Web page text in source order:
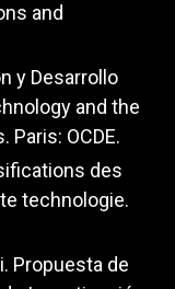
and
y Desarrollo
and the
Paris: OCDE.
des
technologie.
Propuesta de